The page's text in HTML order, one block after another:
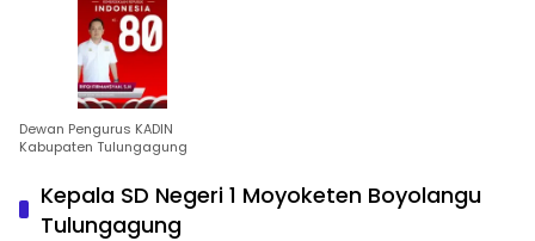
Dewan Pengurus KADIN
Kabupaten Tulungagung
Kepala SD Negeri 1 Moyoketen Boyolangu
Tulungagung